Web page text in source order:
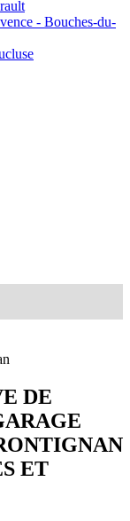
- Bouches-du-
DE
ET